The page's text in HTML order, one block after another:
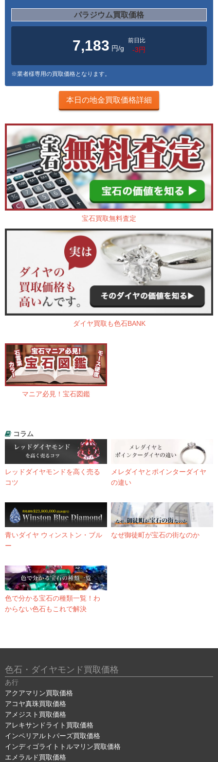
パラジウム買取価格
7,183 円/g
前日比
-3円
※業者様専用の買取価格となります。
本日の地金買取価格詳細
宝石買取無料査定
ダイヤ買取も色石BANK
マニア必見！宝石図鑑
コラム
レッドダイヤモンドを高く売る
コツ
メレダイヤとポインターダイヤ
の違い
青いダイヤ ウィンストン・ブル
ー
なぜ御徒町が宝石の街なのか
色で分かる宝石の種類一覧！わ
からない色石もこれで解決
色石・ダイヤモンド買取価格
あ行
アクアマリン買取価格
アコヤ真珠買取価格
アメジスト買取価格
アレキサンドライト買取価格
インペリアルトパーズ買取価格
インディゴライトトルマリン買取価格
エメラルド買取価格